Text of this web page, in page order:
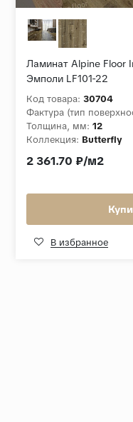
Ламинат Alpine Floor
Эмполи LF101-22
Код товара: 30704
Фактура (тип
Толщина, мм: 12
Коллекция: Butterfly
2 361.70 ₽/м2
В избранное